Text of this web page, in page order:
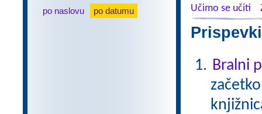
po naslovu
po datumu
Učimo se učiti
Bralni